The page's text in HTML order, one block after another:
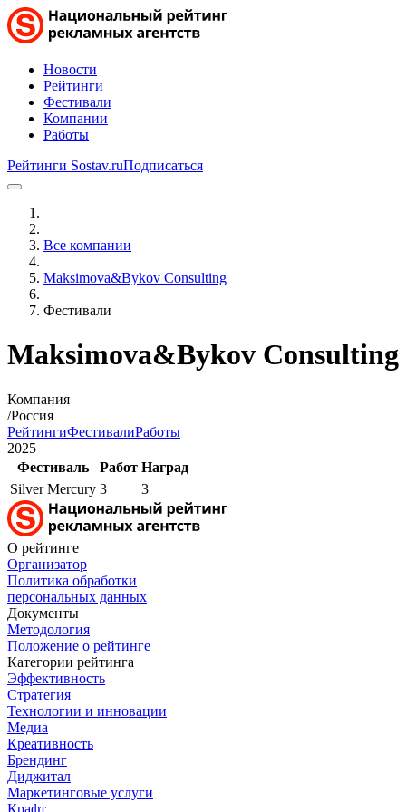
Новости
Рейтинги
Фестивали
Компании
Работы
Рейтинги Sostav.ruПодписаться
Все компании
Maksimova&Bykov Consulting
Фестивали
Maksimova&Bykov Consulting
Компания
/Россия
РейтингиФестивалиРаботы
2025
Фестиваль
Работ Наград
Silver Mercury 3 3
О рейтинге
Организатор
Политика обработки
персональных данных
Документы
Методология
Положение о рейтинге
Категории рейтинга
Эффективность
Стратегия
Технологии и инновации
Медиа
Креативность
Брендинг
Диджитал
Маркетинговые услуги
Крафт